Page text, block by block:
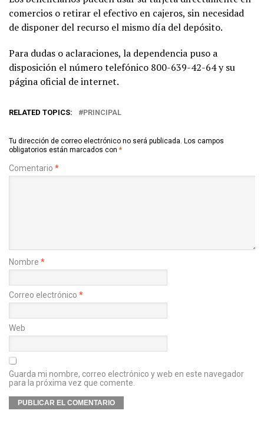
comercios o retirar el efectivo en cajeros, sin necesidad
de disponer del recurso el mismo día del depósito.
Para dudas o aclaraciones, la dependencia puso a
disposición el número telefónico 800-639-42-64 y su
página oficial de internet.
RELATED TOPICS: PRINCIPAL
Tu dirección de correo electrónico no será publicada. Los campos
obligatorios están marcados con *
Comentario *
Nombre *
Correo electrónico *
Web
Guarda mi nombre, correo electrónico y web en este navegador
para la próxima vez que comente.